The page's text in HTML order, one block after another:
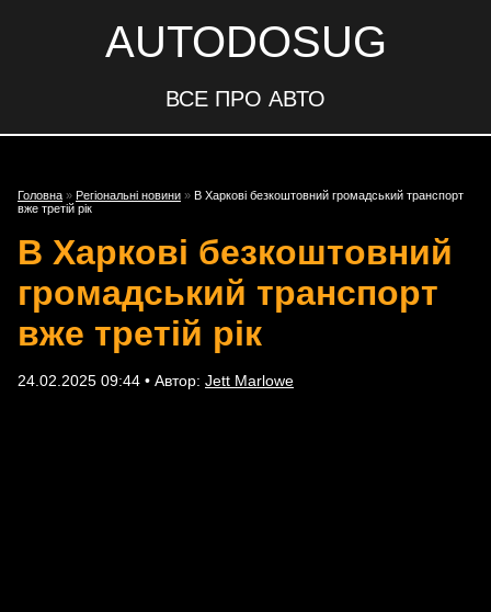
AUTODOSUG
ВСЕ ПРО АВТО
Головна » Регіональні новини » В Харкові безкоштовний громадський транспорт
вже третій рік
В Харкові безкоштовний
громадський транспорт
вже третій рік
24.02.2025 09:44 • Автор: Jett Marlowe